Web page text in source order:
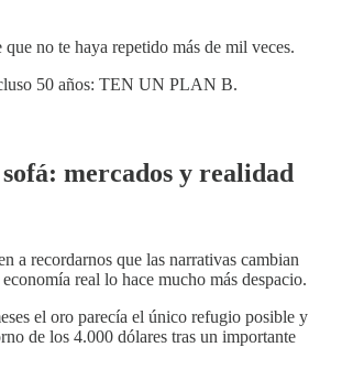
no te haya repetido más de mil veces.
50 años: TEN UN PLAN B.
mercados y realidad
a recordarnos que las narrativas cambian
real lo hace mucho más despacio.
el oro parecía el único refugio posible y
de los 4.000 dólares tras un importante